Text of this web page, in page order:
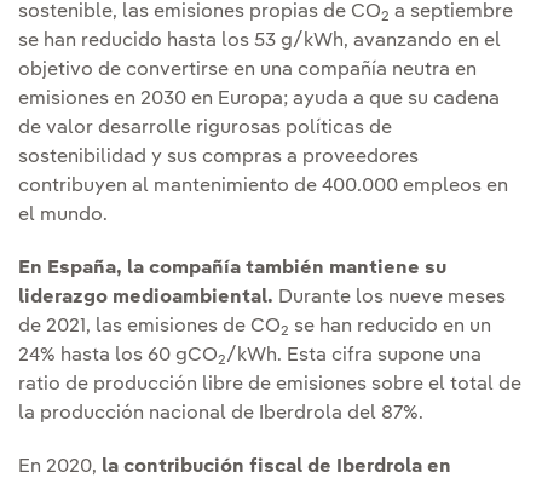
sostenible, las emisiones propias de CO2 a septiembre
se han reducido hasta los 53 g/kWh, avanzando en el
objetivo de convertirse en una compañía neutra en
emisiones en 2030 en Europa; ayuda a que su cadena
de valor desarrolle rigurosas políticas de
sostenibilidad y sus compras a proveedores
contribuyen al mantenimiento de 400.000 empleos en
el mundo.
En España, la compañía también mantiene su
liderazgo medioambiental. Durante los nueve meses
de 2021, las emisiones de CO2 se han reducido en un
24% hasta los 60 gCO2/kWh. Esta cifra supone una
ratio de producción libre de emisiones sobre el total de
la producción nacional de Iberdrola del 87%.
En 2020, la contribución fiscal de Iberdrola en